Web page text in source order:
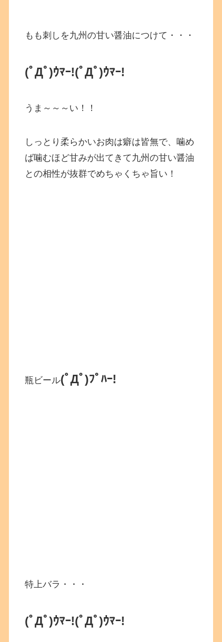
もも刺しを九州の甘い醤油につけて・・・
(ﾟДﾟ)ｳﾏｰ!(ﾟДﾟ)ｳﾏｰ!
うま～～～い！！
しっとり柔らかいお肉は癖は皆無で、噛め
ば噛むほど甘みが出てきて九州の甘い醤油
との相性が抜群でめちゃくちゃ旨い！
瓶ビール(ﾟДﾟ)ﾌﾟﾊｰ!
特上バラ・・・
(ﾟДﾟ)ｳﾏｰ!(ﾟДﾟ)ｳﾏｰ!